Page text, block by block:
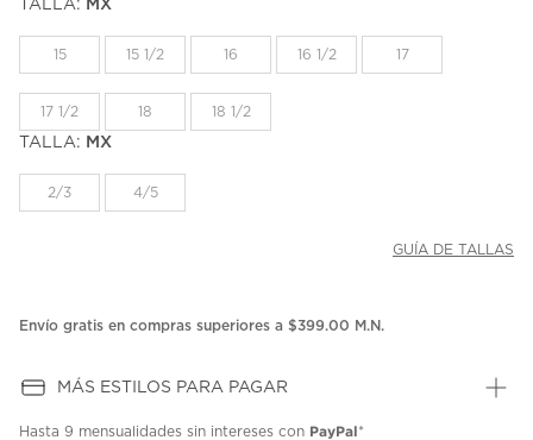
la
misma
TALLA: MX
15 15 1/2 16 16 1/2 17
17 1/2 18 18 1/2
TALLA: MX
2/3 4/5
GUÍA DE TALLAS
Envío gratis en compras superiores a $399.00 M.N.
MÁS ESTILOS PARA PAGAR
Hasta 9 mensualidades sin intereses con PayPal*